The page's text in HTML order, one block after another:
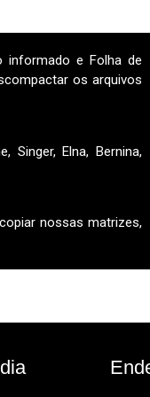
informado e Folha de
os arquivos
Singer, Elna, Bernina,
nossas matrizes,